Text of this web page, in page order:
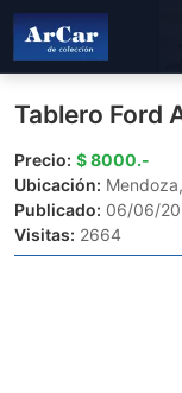
Tablero Ford
Precio: $ 8000.-
Ubicación:
Publicado: 06/06/
Visitas: 2664